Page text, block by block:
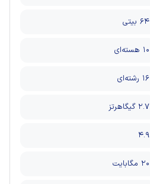
۶۴ بیتی
۱۰ هسته‌ای
۱۶ رشته‌ای
۲.۷ گیگاهرتز
۴.۹
۲۰ مگابایت